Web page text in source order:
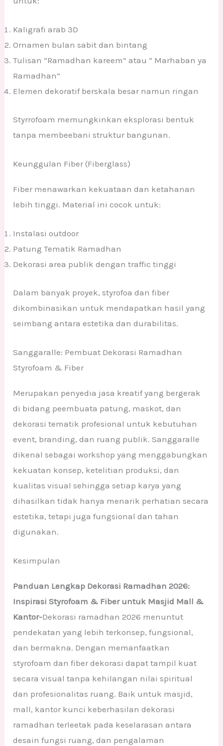
Kaligrafi arab 3D
Ornamen bulan sabit dan bintang
Tulisan “Ramadhan kareem” atau ” Marhaban ya
Ramadhan”
Elemen dekoratif berskala besar namun ringan
Styrrofoam memungkinkan eksplorasi bentuk
tanpa membeebani struktur bangunan.
Keunggulan Fiber (Fiberglass)
Fiber menawarkan kekuataan dan ketahanan
lebih tinggi. Material ini cocok untuk:
Instalasi outdoor
Patung Tematik Ramadhan
Dekorasi area publik dengan traffic tinggi
Dalam banyak proyek, styrofoa dan fiber
dikombinasikan untuk mendapatkan hasil yang
seimbang antara estetika dan durabilitas.
Sanggaralle: Pembuat Dekorasi Ramadhan
Styrofoam & Fiber
Merupakan penyedia jasa kreatif yang bergerak
di bidang peembuata patung, maskot, dan
dekorasi tematik profesional untuk kebutuhan
event, branding, dan ruang publik. Sanggaralle
dikenal sebagai workshop yang menggabungkan
kekuatan konsep, ketelitian produksi, dan
kualitas visual sehingga setiap karya yang
dihasilkan tidak hanya menarik perhatian secara
estetika, tetapi juga fungsional dan tahan
digunakan.
Kesimpulan
Panduan Lengkap Dekorasi Ramadhan 2026:
Inspirasi Styrofoam & Fiber untuk Masjid Mall &
Kantor-Dekorasi ramadhan 2026 menuntut
pendekatan yang lebih terkonsep, fungsional,
dan bermakna. Dengan memanfaatkan
styrofoam dan fiber dekorasi dapat tampil kuat
secara visual tanpa kehilangan nilai spiritual
dan profesionalitas ruang. Baik untuk masjid,
mall, kantor kunci keberhasilan dekorasi
ramadhan terleetak pada keselarasan antara
desain fungsi ruang, dan pengalaman